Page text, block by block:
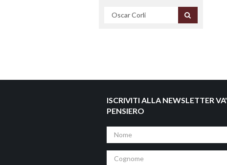
Cerca
ISCRIVITI ALLA NEWSLETTER VA'
PENSIERO
Nome
Cognome